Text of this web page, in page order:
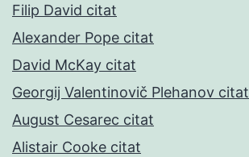
Filip David citat
Alexander Pope citat
David McKay citat
Georgij Valentinovič Plehanov citat
August Cesarec citat
Alistair Cooke citat